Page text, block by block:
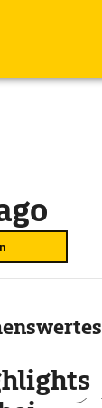
Landschaft